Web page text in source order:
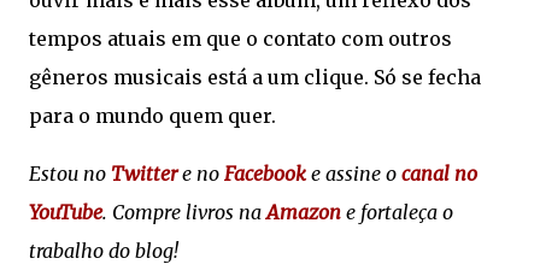
tempos atuais em que o contato com outros
gêneros musicais está a um clique. Só se fecha
para o mundo quem quer.
Estou no Twittere no Facebook e assine o canal no
YouTube. Compre livros naAmazon e fortaleça o
trabalho do blog!